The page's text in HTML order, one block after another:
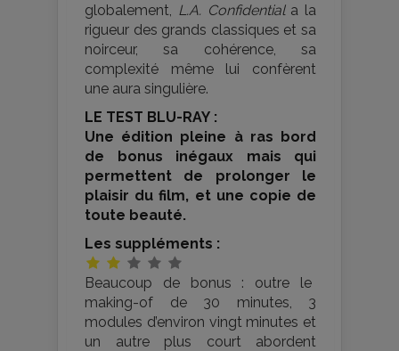
globalement, L.A. Confidentiala la
rigueur des grands classiques et sa
noirceur, sa cohérence, sa
complexité même lui confèrent
une aura singulière.
LE TEST BLU-RAY :
Une édition pleine à ras bord
de bonus inégaux mais qui
permettent de prolonger le
plaisir du film, et une copie de
toute beauté.
Les suppléments :
Beaucoup de bonus : outre le
making-of de 30 minutes, 3
modules d’environ vingt minutes et
un autre plus court abordent